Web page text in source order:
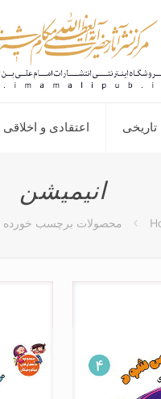
تاریخی اعتقادی و اخلاقی
انیمیشن
محصولات برچسب خورده